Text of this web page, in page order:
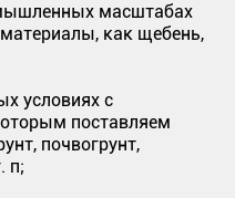
масштабах
как щебень,
условиях с
поставляем
почвогрунт,
п;